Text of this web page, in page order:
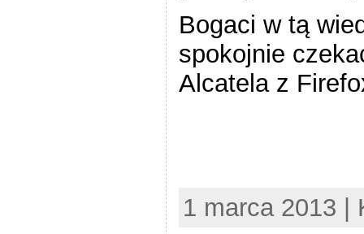
Bogaci w tą
spokojnie
Alcatela z
1 marca 2013 |